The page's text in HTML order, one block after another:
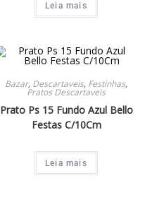
Leia mais
Bazar, Descartaveis, Festinhas,
Pratos Descartaveis
Prato Ps 15 Fundo Azul Bello
Festas C/10Cm
Leia mais